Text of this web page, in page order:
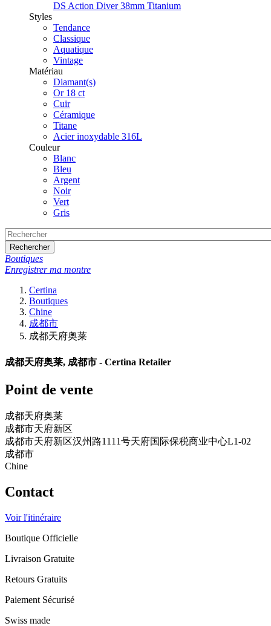
DS Action Diver 38mm Titanium
Styles
Tendance
Classique
Aquatique
Vintage
Matériau
Diamant(s)
Or 18 ct
Cuir
Céramique
Titane
Acier inoxydable 316L
Couleur
Blanc
Bleu
Argent
Noir
Vert
Gris
Rechercher
Boutiques
Enregistrer ma montre
Certina
Boutiques
Chine
成都市
成都天府奥莱
成都天府奥莱, 成都市 - Certina Retailer
Point de vente
成都天府奥莱
成都市天府新区
成都市天府新区汉州路1111号天府国际保税商业中心L1-02
成都市
Chine
Contact
Voir l'itinéraire
Boutique Officielle
Livraison Gratuite
Retours Gratuits
Paiement Sécurisé
Swiss made